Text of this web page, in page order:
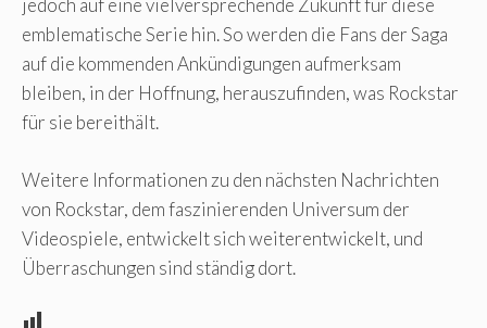
jedoch auf eine vielversprechende Zukunft für diese
emblematische Serie hin. So werden die Fans der Saga
auf die kommenden Ankündigungen aufmerksam
bleiben, in der Hoffnung, herauszufinden, was Rockstar
für sie bereithält.
Weitere Informationen zu den nächsten Nachrichten
von Rockstar, dem faszinierenden Universum der
Videospiele, entwickelt sich weiterentwickelt, und
Überraschungen sind ständig dort.